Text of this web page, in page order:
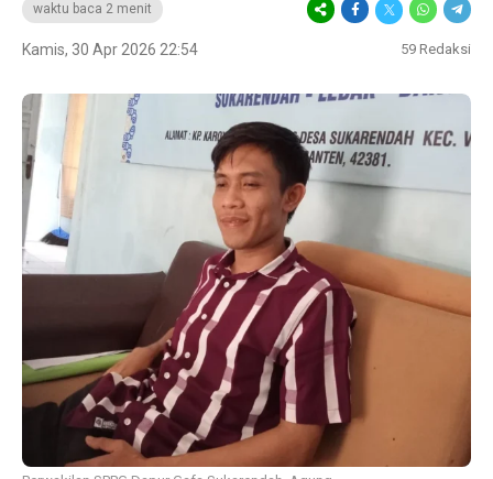
waktu baca 2 menit
Kamis, 30 Apr 2026 22:54 59 Redaksi